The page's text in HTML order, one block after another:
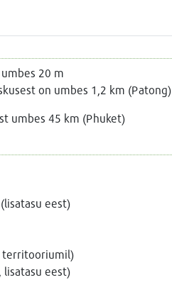
20 m
on umbes 1,2 km (Patong)
umbes 45 km (Phuket)
eest)
territooriumil)
lisatasu eest)